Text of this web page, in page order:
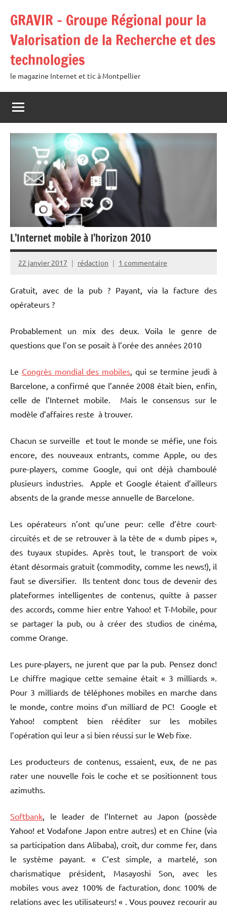
contenu
GRAVIR – Groupe Régional pour la
Valorisation de la Recherche et des
technologies
le magazine Internet et tic à Montpellier
L’Internet mobile à l’horizon 2010
22 janvier 2017 rédaction 1 commentaire
Gratuit, avec de la pub ? Payant, via la facture des
opérateurs ?
Probablement un mix des deux. Voila le genre de
questions que l’on se posait à l’orée des années 2010
Le Congrès mondial des mobiles, qui se termine jeudi à
Barcelone, a confirmé que l’année 2008 était bien, enfin,
celle de l’Internet mobile. Mais le consensus sur le
modèle d’affaires reste à trouver.
Chacun se surveille et tout le monde se méfie, une fois
encore, des nouveaux entrants, comme Apple, ou des
pure-players, comme Google, qui ont déjà chamboulé
plusieurs industries. Apple et Google étaient d’ailleurs
absents de la grande messe annuelle de Barcelone.
Les opérateurs n’ont qu’une peur: celle d’être court-
circuités et de se retrouver à la tête de « dumb pipes »,
des tuyaux stupides. Après tout, le transport de voix
étant désormais gratuit (commodity, comme les news!), il
faut se diversifier. Ils tentent donc tous de devenir des
plateformes intelligentes de contenus, quitte à passer
des accords, comme hier entre Yahoo! et T-Mobile, pour
se partager la pub, ou à créer des studios de cinéma,
comme Orange.
Les pure-players, ne jurent que par la pub. Pensez donc!
Le chiffre magique cette semaine était « 3 milliards ».
Pour 3 milliards de téléphones mobiles en marche dans
le monde, contre moins d’un milliard de PC! Google et
Yahoo! comptent bien rééditer sur les mobiles
l’opération qui leur a si bien réussi sur le Web fixe.
Les producteurs de contenus, essaient, eux, de ne pas
rater une nouvelle fois le coche et se positionnent tous
azimuths.
Softbank, le leader de l’Internet au Japon (possède
Yahoo! et Vodafone Japon entre autres) et en Chine (via
sa participation dans Alibaba), croit, dur comme fer, dans
le système payant. « C’est simple, a martelé, son
charismatique président, Masayoshi Son, avec les
mobiles vous avez 100% de facturation, donc 100% de
relations avec les utilisateurs! « . Vous pouvez recourir au